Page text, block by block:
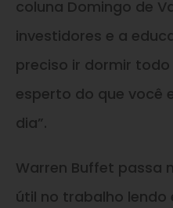
coluna Domingo de
investidores e a
preciso ir dormir
esperto do que você
dia”.
Warren Buffet passa
útil no trabalho lendo